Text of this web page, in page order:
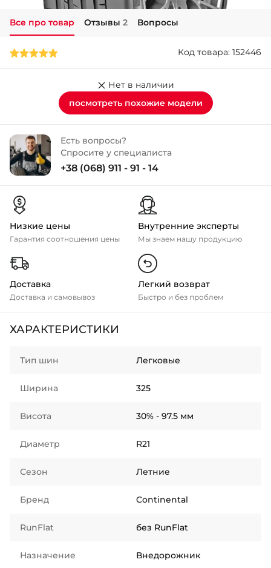
+38 (050)-911-911-2
+38 (099)-643-33-77
+38 (068)-923-74-19
- Калиновая
Все про товар Отзывы 2 Вопросы
Код товара: 152446
Нет в наличии
посмотреть похожие модели
Есть вопросы?
Спросите у специалиста
+38 (068) 911 - 91 - 14
Низкие цены
Гарантия соотношения цены
Внутренние эксперты
Мы знаем нашу продукцию
Доставка
Доставка и самовывоз
Легкий возврат
Быстро и без проблем
ХАРАКТЕРИСТИКИ
Тип шин Легковые
Ширина 325
Висота 30% - 97.5 мм
Диаметр R21
Сезон Летние
Бренд Continental
RunFlat без RunFlat
Назначение Внедорожник